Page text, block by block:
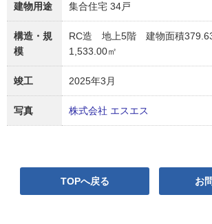
建物用途 集合住宅 34戸
構造・規
模
RC造 地上5階 建物面積
1,533.00㎡
竣工 2025年3月
写真 株式会社 エスエス
TOPへ戻る お